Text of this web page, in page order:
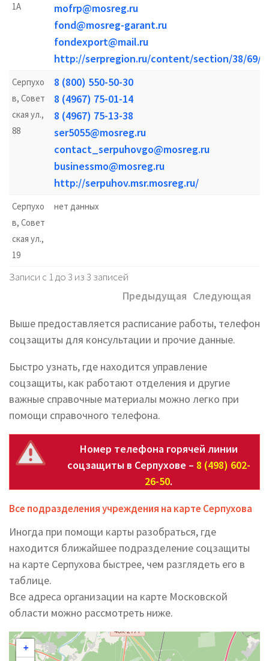
1А
mofrp@mosreg.ru
fond@mosreg-garant.ru
fondexport@mail.ru
http://serpregion.ru/content/section/38/69/
Серпухо
в, Совет
ская ул.,
88
8 (800) 550-50-30
8 (4967) 75-01-14
8 (4967) 75-13-38
ser5055@mosreg.ru
contact_serpuhovgo@mosreg.ru
businessmo@mosreg.ru
http://serpuhov.msr.mosreg.ru/
Серпухо
в, Совет
ская ул.,
19
нет данных
Записи с 1 до 3 из 3 записей
Предыдущая Следующая
Выше предоставляется расписание работы, телефон
соцзащиты для консультации и прочие данные.
Быстро узнать, где находится управление
соцзащиты, как работают отделения и другие
важные справочные материалы можно легко при
помощи справочного телефона.
Номер телефона горячей линии
соцзащиты в Серпухове – 8 (498) 602-
26-50.
Все подразделения учреждения на карте Серпухова
Иногда при помощи карты разобраться, где
находится ближайшее подразделение соцзащиты
на карте Серпухова быстрее, чем разглядеть его в
таблице.
Все адреса организации на карте Московской
области можно рассмотреть ниже.
+